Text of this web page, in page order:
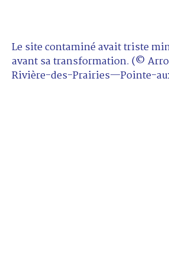
Le site contaminé avait triste
avant sa transformation. (©
Rivière-des-Prairies—Pointe-